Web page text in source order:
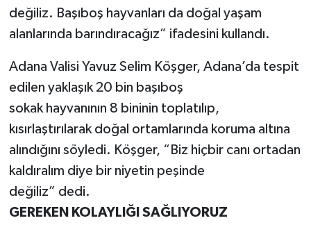
değiliz. Başıboş hayvanları da doğal yaşam
alanlarında barındıracağız” ifadesini kullandı.
Adana Valisi Yavuz Selim Köşger, Adana’da tespit
edilen yaklaşık 20 bin başıboş
sokak hayvanının 8 bininin toplatılıp,
kısırlaştırılarak doğal ortamlarında koruma altına
alındığını söyledi. Köşger, “Biz hiçbir canı ortadan
kaldıralım diye bir niyetin peşinde
değiliz” dedi.
GEREKEN KOLAYLIĞI SAĞLIYORUZ